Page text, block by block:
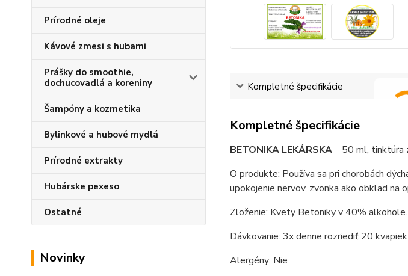
Prírodné oleje
Kávové zmesi s hubami
Prášky do smoothie,
dochucovadlá a koreniny
Šampóny a kozmetika
Bylinkové a hubové mydlá
Prírodné extrakty
Hubárske pexeso
Ostatné
Novinky
Kompletné špecifikácie
Kompletné špecifikácie
BETONIKA LEKÁRSKA50 ml, tinktúra
O produkte: Používa sa pri chorobách
upokojenie nervov, zvonka ako obklad na
Zloženie: Kvety Betoniky v 40% alkohole.
Dávkovanie: 3x denne rozriediť 20
Alergény: Nie